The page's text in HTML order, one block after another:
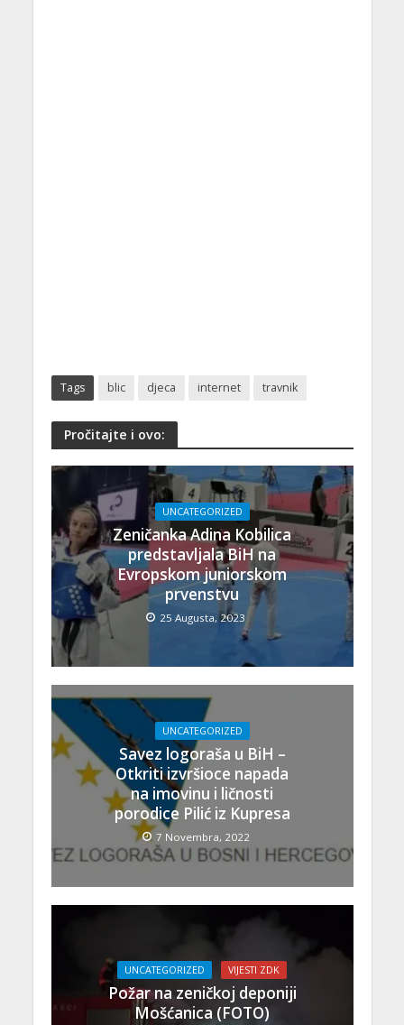
Tags blic djeca internet travnik
Pročitajte i ovo:
UNCATEGORIZED
Zeničanka Adina Kobilica
predstavljala BiH na
Evropskom juniorskom
prvenstvu
25 Augusta, 2023
UNCATEGORIZED
Savez logoraša u BiH –
Otkriti izvršioce napada
na imovinu i ličnosti
porodice Pilić iz Kupresa
7 Novembra, 2022
UNCATEGORIZED VIJESTI ZDK
Požar na zeničkoj deponiji
Mošćanica (FOTO)